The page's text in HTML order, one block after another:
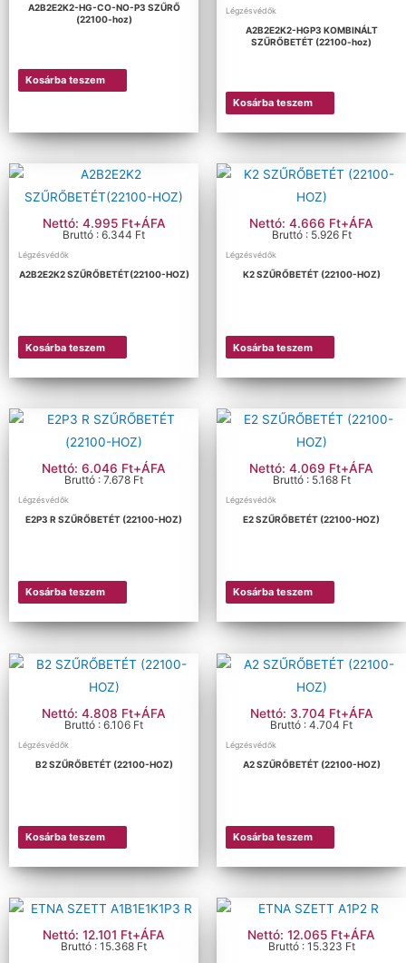
A2B2E2K2-HG-CO-NO-P3 SZŰRŐ
(22100-hoz)
Kosárba teszem
Légzésvédők
A2B2E2K2-HGP3 KOMBINÁLT
SZŰRŐBETÉT (22100-hoz)
Kosárba teszem
Nettó: 4.995 Ft+ÁFA
Bruttó : 6.344 Ft
Légzésvédők
A2B2E2K2 SZŰRŐBETÉT(22100-HOZ)
Kosárba teszem
Nettó: 4.666 Ft+ÁFA
Bruttó : 5.926 Ft
Légzésvédők
K2 SZŰRŐBETÉT (22100-HOZ)
Kosárba teszem
Nettó: 6.046 Ft+ÁFA
Bruttó : 7.678 Ft
Légzésvédők
E2P3 R SZŰRŐBETÉT (22100-HOZ)
Kosárba teszem
Nettó: 4.069 Ft+ÁFA
Bruttó : 5.168 Ft
Légzésvédők
E2 SZŰRŐBETÉT (22100-HOZ)
Kosárba teszem
Nettó: 4.808 Ft+ÁFA
Bruttó : 6.106 Ft
Légzésvédők
B2 SZŰRŐBETÉT (22100-HOZ)
Kosárba teszem
Nettó: 3.704 Ft+ÁFA
Bruttó : 4.704 Ft
Légzésvédők
A2 SZŰRŐBETÉT (22100-HOZ)
Kosárba teszem
Nettó: 12.101 Ft+ÁFA
Bruttó : 15.368 Ft
Nettó: 12.065 Ft+ÁFA
Bruttó : 15.323 Ft